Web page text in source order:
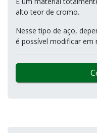
alto teor de cromo.
Nesse tipo de aço,
é possível modificar em